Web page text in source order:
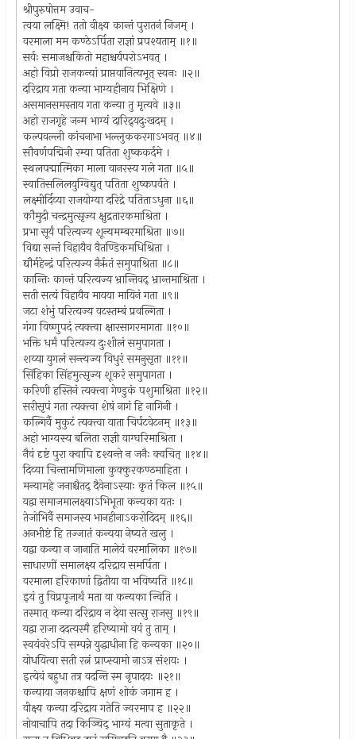
श्रीपुरुषोत्तम उवाच-
त्वया लक्ष्मि! ततो वीक्ष्य कान्तं पुरातनं निजम् ।
वरमाला मम कण्ठेऽर्पिता राज्ञां प्रपश्यताम् ॥१॥
सर्वः समाजश्चकितो महाश्चर्यपरोऽभवत् ।
अहो विप्रो राजकन्यां प्राप्तवानित्यभूत् स्वनः ॥२॥
दरिद्राय गता कन्या भाग्यहीनाय भिक्षिणे ।
असमानसमस्ताय गता कन्या तु मृत्यवे ॥३॥
अहो राजगृहे जन्म भाग्यं दारिद्र्यदुःखदम् ।
कल्पवल्ली कांचनाभा भल्लुककरगाऽभवत् ॥४॥
सौवर्णपद्मिनी रम्या पतिता शुष्ककर्दमे ।
स्थलपद्मात्मिका माला वानरस्य गले गता ॥५॥
स्वातिसलिलयुग्विद्युत् पतिता शुष्कपर्वते ।
लक्ष्मीर्दिव्या राजयोग्या दरिद्रे पतिताऽधुना ॥६॥
कौमुदी चन्द्रमुत्सृज्य क्षुद्रतारकमाश्रिता ।
प्रभा सूर्यं परित्यज्य शून्यमम्बरमाश्रिता ॥७॥
विद्या सन्तं विहायैव वैतण्डिकमधिश्रिता ।
द्यौर्महेन्द्रं परित्यज्य नैर्ऋतं समुपाश्रिता ॥८॥
कान्तिः कान्तं परित्यज्य भ्रान्तिवद् भ्रान्तमाश्रिता ।
सती सत्यं विहायैव मायया मायिनं गता ॥९॥
जटा शंभुं परित्यज्य वटस्तम्बं प्रवल्गिता ।
गंगा विष्णुपदं त्यक्त्वा क्षारसागरमागता ॥१०॥
भक्ति धर्मं परित्यज्य दुःशीलं समुपागता ।
शय्या युगलं सन्त्यज्य विधुरं समनुसृता ॥११॥
सिंहिका सिंहमुत्सृज्य शूकरं समुपागता ।
करिणी हस्तिनं त्यक्त्वा गेण्डुकं पशुमाश्रिता ॥१२॥
सरीसृपं गता त्यक्त्वा शेषं नागं हि नागिनी ।
कल्गिर्वै मुकुटं त्यक्त्वा याता चिर्पटवेटनम् ॥१३॥
अहो भाग्यस्य बलिता राज्ञी वाग्घरिमाश्रिता ।
नैवं दृष्टं पुरा क्वापि दृश्यन्ते न जनैः क्वचित् ॥१४॥
दिव्या चिन्तामणिमाला कुक्कुरकण्ठमाहिता ।
मन्यामहे जनाश्चैतद् दैवेनाऽस्याः कृतं किल ॥१५॥
यद्वा समाजमालक्ष्याऽभिभूता कन्यका यतः ।
तेजोभिर्वै समाजस्य भानहीनाऽकरोदिदम् ॥१६॥
अनभीष्टं हि तज्जातं कन्यया नेष्यते खलु ।
यद्वा कन्या न जानाति मालेयं वरमालिका ॥१७॥
साधारणीं समालक्ष्य दरिद्राय समर्पिता ।
वरमाला हरिकाणां द्वितीया वा भविष्यति ॥१८॥
इयं तु विप्रपूजार्थं मता वा कन्यका न्विति ।
तस्मात् कन्या दरिद्राय न देया सत्सु राजसु ॥१९॥
यद्वा राजा ददत्यस्मै हरिष्यामो वयं तु ताम् ।
स्वयंवरेऽपि सम्पन्ने युद्धाधीना हि कन्यका ॥२०॥
योधयित्वा सती रत्नं प्राप्स्यामो नाऽत्र संशयः ।
इत्येवं बहुधा तत्र वदन्ति स्म नृपादयः ॥२१॥
कन्याया जनकश्चापि क्षणं शोकं जगाम ह ।
वीक्ष्य कन्या दरिद्राय गतेति ज्वरमाप ह ॥२२॥
नोवाचापि तदा किञ्चिद् भाग्यं मत्वा सुताकृते ।